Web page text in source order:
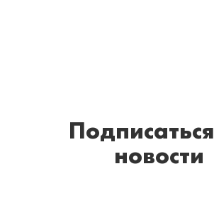
Подписаться
новости